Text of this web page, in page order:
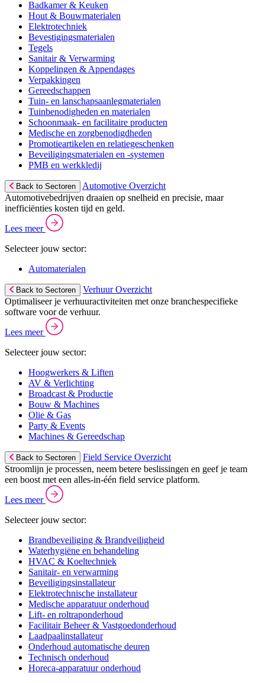
Badkamer & Keuken
Hout & Bouwmaterialen
Elektrotechniek
Bevestigingsmaterialen
Tegels
Sanitair & Verwarming
Koppelingen & Appendages
Verpakkingen
Gereedschappen
Tuin- en lanschapsaanlegmaterialen
Tuinbenodigheden en materialen
Schoonmaak- en facilitaire producten
Medische en zorgbenodigdheden
Promotieartikelen en relatiegeschenken
Beveiligingsmaterialen en -systemen
PMB en werkkledij
Back to Sectoren
Automotive Overzicht
Automotivebedrijven draaien op snelheid en precisie, maar
inefficiënties kosten tijd en geld.
Lees meer
Selecteer jouw sector:
Automaterialen
Back to Sectoren
Verhuur Overzicht
Optimaliseer je verhuuractiviteiten met onze branchespecifieke
software voor de verhuur.
Lees meer
Selecteer jouw sector:
Hoogwerkers & Liften
AV & Verlichting
Broadcast & Productie
Bouw & Machines
Olie & Gas
Party & Events
Machines & Gereedschap
Back to Sectoren
Field Service Overzicht
Stroomlijn je processen, neem betere beslissingen en geef je team
een boost met een alles-in-één field service platform.
Lees meer
Selecteer jouw sector:
Brandbeveiliging & Brandveiligheid
Waterhygiëne en behandeling
HVAC & Koeltechniek
Sanitair- en verwarming
Beveiligingsinstallateur
Elektrotechnische installateur
Medische apparatuur onderhoud
Lift- en roltraponderhoud
Facilitair Beheer & Vastgoedonderhoud
Laadpaalinstallateur
Onderhoud automatische deuren
Technisch onderhoud
Horeca-apparatuur onderhoud